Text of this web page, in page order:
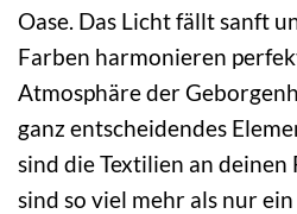
Oase. Das Licht fällt sanft
Farben harmonieren
Atmosphäre der
ganz entscheidendes
sind die Textilien an deinen
sind so viel mehr als nur